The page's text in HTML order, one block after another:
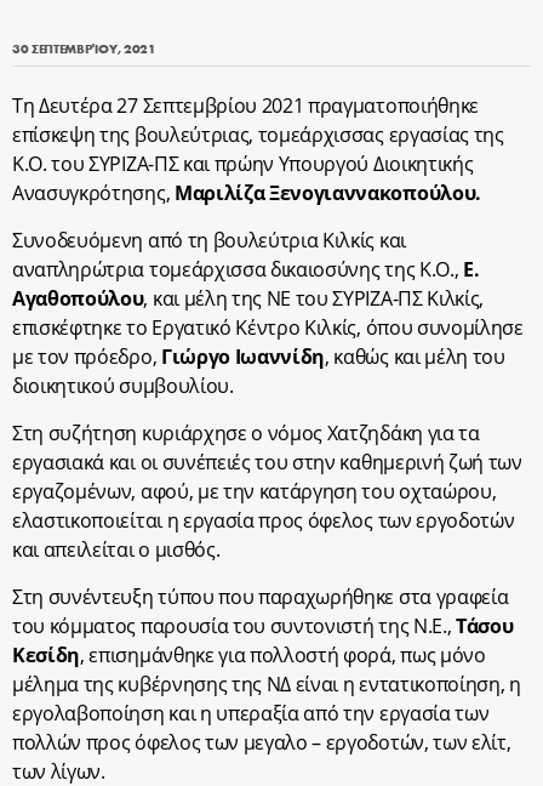
30 ΣΕΠΤΕΜΒΡΊΟΥ, 2021
Τη Δευτέρα 27 Σεπτεμβρίου 2021 πραγματοποιήθηκε
επίσκεψη της βουλεύτριας, τομεάρχισσας εργασίας της
Κ.Ο. του ΣΥΡΙΖΑ-ΠΣ και πρώην Υπουργού Διοικητικής
Ανασυγκρότησης, Μαριλίζα Ξενογιαννακοπούλου.
Συνοδευόμενη από τη βουλεύτρια Κιλκίς και
αναπληρώτρια τομεάρχισσα δικαιοσύνης της Κ.Ο., Ε.
Αγαθοπούλου, και μέλη της ΝΕ του ΣΥΡΙΖΑ-ΠΣ Κιλκίς,
επισκέφτηκε το Εργατικό Κέντρο Κιλκίς, όπου συνομίλησε
με τον πρόεδρο, Γιώργο Ιωαννίδη, καθώς και μέλη του
διοικητικού συμβουλίου.
Στη συζήτηση κυριάρχησε ο νόμος Χατζηδάκη για τα
εργασιακά και οι συνέπειές του στην καθημερινή ζωή των
εργαζομένων, αφού, με την κατάργηση του οχταώρου,
ελαστικοποιείται η εργασία προς όφελος των εργοδοτών
και απειλείται ο μισθός.
Στη συνέντευξη τύπου που παραχωρήθηκε στα γραφεία
του κόμματος παρουσία του συντονιστή της Ν.Ε.,Τάσου
Κεσίδη, επισημάνθηκε για πολλοστή φορά, πως μόνο
μέλημα της κυβέρνησης της ΝΔ είναι η εντατικοποίηση, η
εργολαβοποίηση και η υπεραξία από την εργασία των
πολλών προς όφελος των μεγαλο – εργοδοτών, των ελίτ,
των λίγων.